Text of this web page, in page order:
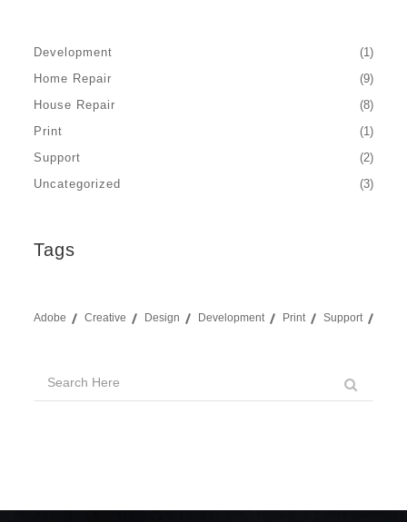
Development
(1)
Home Repair
(9)
House Repair
(8)
Print
(1)
Support
(2)
Uncategorized
(3)
Tags
Adobe Creative Design Development Print Support